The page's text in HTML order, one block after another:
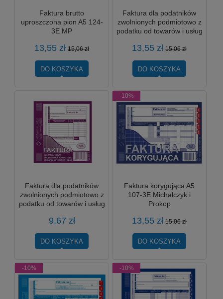
Faktura brutto
uproszczona pion A5 124-
3E MP
13,55 zł 15,06 zł
DO KOSZYKA
Faktura dla podatników
zwolnionych podmiotowo z
podatku od towarów i usług
13,55 zł 15,06 zł
DO KOSZYKA
Faktura dla podatników
zwolnionych podmiotowo z
podatku od towarów i usług
9,67 zł
DO KOSZYKA
Faktura korygująca A5
107-3E Michalczyk i
Prokop
13,55 zł 15,06 zł
DO KOSZYKA
-10%
-10% -10%